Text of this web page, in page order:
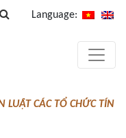
Language:
CÁC TỔ CHỨC TÍN